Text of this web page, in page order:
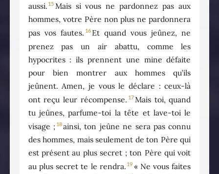
aussi. 15 Mais si vous ne pardonnez pas aux
hommes, votre Père non plus ne pardonnera
pas vos fautes. 16 Et quand vous jeûnez, ne
prenez pas un air abattu, comme les
hypocrites : ils prennent une mine défaite
pour bien montrer aux hommes qu’ils
jeûnent. Amen, je vous le déclare : ceux-là
ont reçu leur récompense. 17 Mais toi, quand
tu jeûnes, parfume-toi la tête et lave-toi le
visage ; 18ainsi, ton jeûne ne sera pas connu
des hommes, mais seulement de ton Père qui
est présent au plus secret ; ton Père qui voit
au plus secret te le rendra. 19 « Ne vous faites